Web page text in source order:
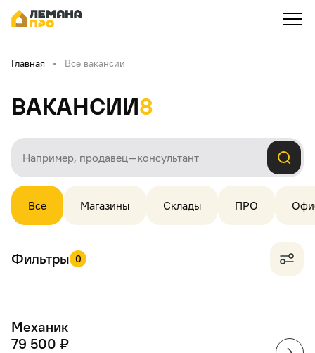
Главная Все вакансии
Вакансии8
Все Магазины Склады ПРО
Фильтры 0
Механик
79 500 ₽